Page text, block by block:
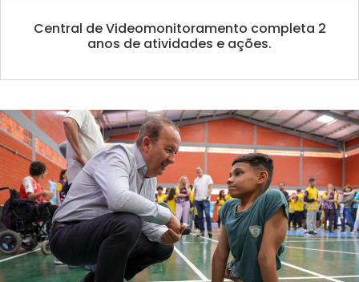
Central de Videomonitoramento completa 2
anos de atividades e ações.